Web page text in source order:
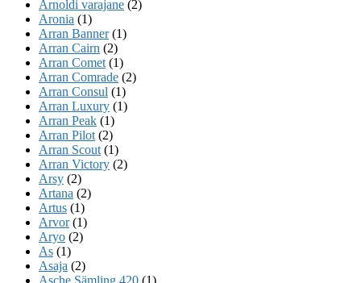
Arnoldi varajane (2)
Aronia (1)
Arran Banner(1)
Arran Cairn (2)
Arran Comet (1)
Arran Comrade (2)
Arran Consul (1)
Arran Luxury (1)
Arran Peak (1)
Arran Pilot (2)
Arran Scout (1)
Arran Victory (2)
Arsy (2)
Artana (2)
Artus (1)
Arvor(1)
Aryo (2)
As (1)
Asaja (2)
Asche Sämling 420 (1)